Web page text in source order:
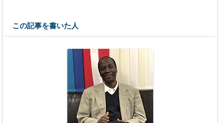
この記事を書いた人